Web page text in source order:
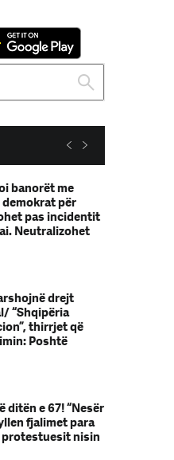
banorët me
për
pas incidentit
Neutralizohet
drejt
“Shqipëria
thirrjet që
Poshtë
ditën e 67! “Nesër
fjalimet para
nisin